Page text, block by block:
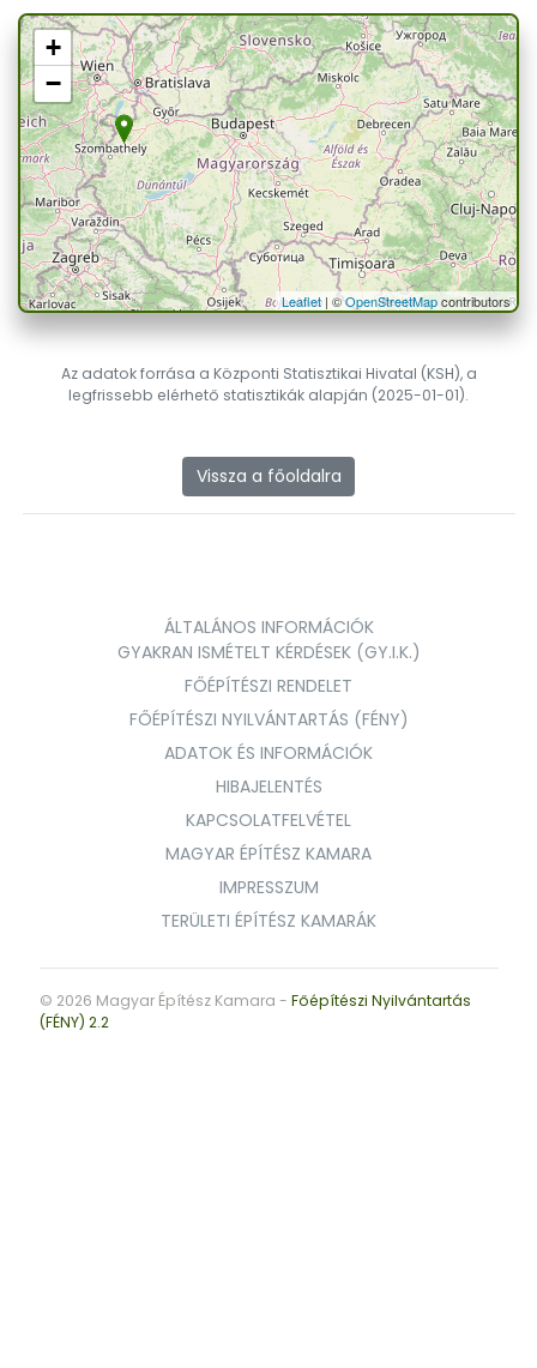
+
−
Leaflet| ©OpenStreetMapcontributors
Az adatok forrása a Központi Statisztikai Hivatal (KSH), a
legfrissebb elérhető statisztikák alapján (2025-01-01).
Vissza a főoldalra
ÁLTALÁNOS INFORMÁCIÓK
GYAKRAN ISMÉTELT KÉRDÉSEK (GY.I.K.)
FŐÉPÍTÉSZI RENDELET
FŐÉPÍTÉSZI NYILVÁNTARTÁS (FÉNY)
ADATOK ÉS INFORMÁCIÓK
HIBAJELENTÉS
KAPCSOLATFELVÉTEL
MAGYAR ÉPÍTÉSZ KAMARA
IMPRESSZUM
TERÜLETI ÉPÍTÉSZ KAMARÁK
© 2026 Magyar Építész Kamara - Főépítészi Nyilvántartás
(FÉNY) 2.2